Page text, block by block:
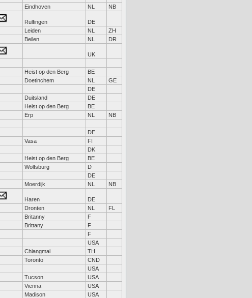
Eindhoven NL NB
Rulfingen
DE
Leiden NL
ZH
Beilen NL DR
UK
Heist op den Berg
BE
Doetinchem NL
GE
DE
Duitsland
DE
Heist op den Berg
BE
Erp NL
NB
DE
Vasa
FI
DK
Heist op den Berg
BE
Wolfsburg
D
DE
Moerdijk NL NB
Haren
DE
Dronten NL
FL
Britanny
F
Brittany
F
F
USA
Chiangmai
TH
Toronto
CND
USA
Tucson
USA
Vienna
USA
Madison
USA